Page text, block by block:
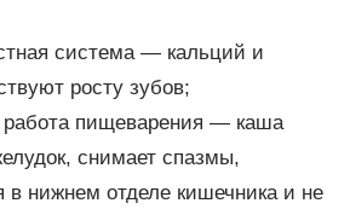
система — кальций и
росту зубов;
работа пищеварения — каша
снимает спазмы,
в нижнем отделе кишечника и не